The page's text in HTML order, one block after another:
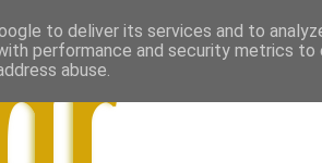
to deliver its services and to
performance and security metrics
abuse.